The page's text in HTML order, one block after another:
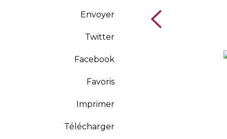
Envoyer
Twitter
Facebook
Favoris
Imprimer
Télécharger